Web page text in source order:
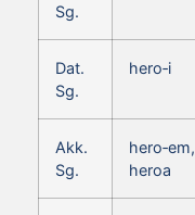
Sg.
Dat.
Sg.
hero‑i
Akk.
Sg.
hero‑em,
heroa